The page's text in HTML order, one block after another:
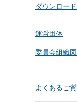
ダウンロード
運営団体
委員会組織図
よくあるご質